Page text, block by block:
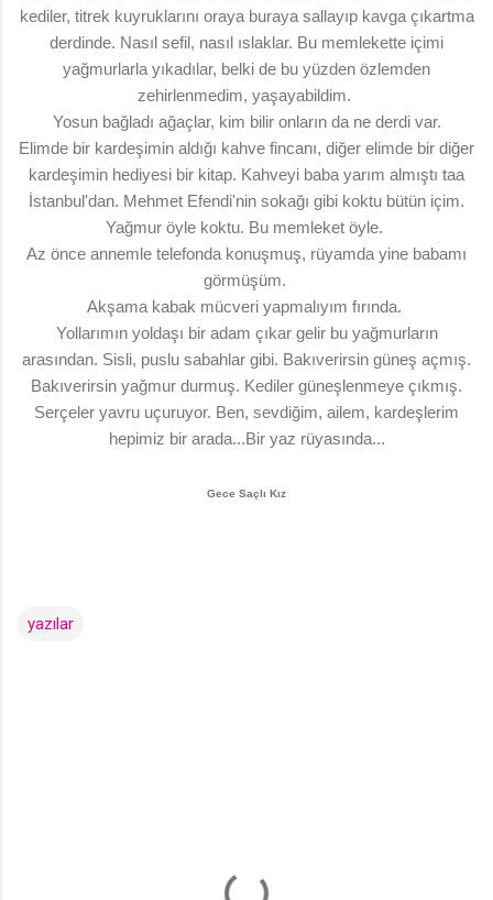
kediler, titrek kuyruklarını oraya buraya sallayıp kavga çıkartma
derdinde. Nasıl sefil, nasıl ıslaklar. Bu memlekette içimi
yağmurlarla yıkadılar, belki de bu yüzden özlemden
zehirlenmedim, yaşayabildim.
Yosun bağladı ağaçlar, kim bilir onların da ne derdi var.
Elimde bir kardeşimin aldığı kahve fincanı, diğer elimde bir diğer
kardeşimin hediyesi bir kitap. Kahveyi baba yarım almıştı taa
İstanbul'dan. Mehmet Efendi'nin sokağı gibi koktu bütün içim.
Yağmur öyle koktu. Bu memleket öyle.
Az önce annemle telefonda konuşmuş, rüyamda yine babamı
görmüşüm.
Akşama kabak mücveri yapmalıyım fırında.
Yollarımın yoldaşı bir adam çıkar gelir bu yağmurların
arasından. Sisli, puslu sabahlar gibi. Bakıverirsin güneş açmış.
Bakıverirsin yağmur durmuş. Kediler güneşlenmeye çıkmış.
Serçeler yavru uçuruyor. Ben, sevdiğim, ailem, kardeşlerim
hepimiz bir arada...Bir yaz rüyasında...
Gece Saçlı Kız
yazılar